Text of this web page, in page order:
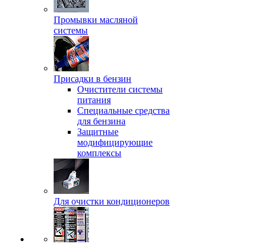
Промывки масляной
системы
Присадки в бензин
Очистители системы
питания
Специальные срeдства
для бензина
Защитные
модифицирующие
комплексы
Для очистки кондиционеров